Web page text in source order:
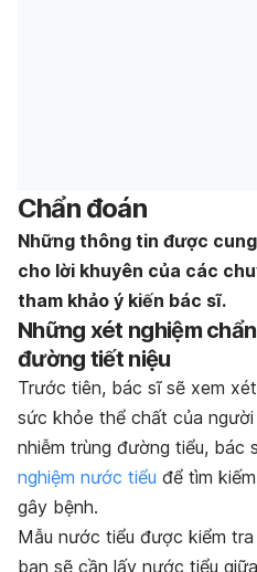
Chẩn đoán
Những thông tin được
cho lời khuyên của các
tham khảo ý kiến bác sĩ.
Những xét nghiệm
đường tiết niệu
Trước tiên, bác sĩ sẽ xem
sức khỏe thể chất của
nhiễm trùng đường tiểu, bác
nghiệm nước tiểu để tìm
gây bệnh.
Mẫu nước tiểu được kiểm
bạn sẽ cần lấy nước tiểu